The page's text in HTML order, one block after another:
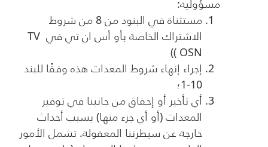
مستثناة في البنود من 8 من شروط
الاشتراك الخاصة بأو أس ان تي في TV
OSN )
)
إجراء إنهاء شروط المعدات هذه وفقًا للبند
10-1؛
أي تأخير أو إخفاق من جانبنا في توفير
المعدات (أو أي جزء منها) بسبب أحداث
خارجة عن سيطرتنا المعقولة. تشمل الأمور